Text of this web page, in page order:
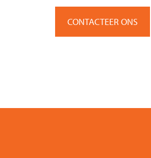
CONTACTEER ONS